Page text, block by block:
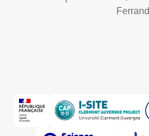
Ferrand